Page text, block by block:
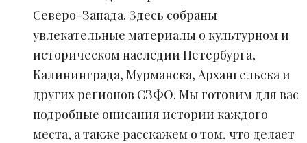
Северо-Запада. Здесь собраны
увлекательные материалы о культурном и
историческом наследии Петербурга,
Калининграда, Мурманска, Архангельска и
других регионов СЗФО. Мы готовим для вас
подробные описания истории каждого
места, а также расскажем о том, что делает